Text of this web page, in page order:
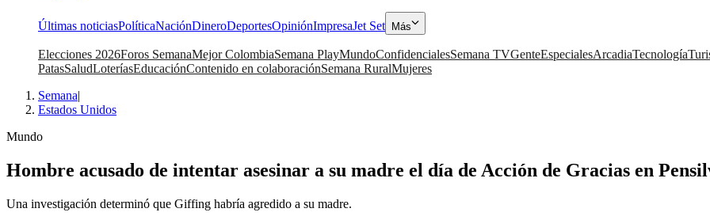
Últimas noticiasPolíticaNaciónDineroDeportesOpiniónImpresaJet Set Más
Elecciones 2026Foros SemanaMejor ColombiaSemana PlayMundoConfidencialesSemana TVGenteEspecialesArcadiaTecnología
PatasSaludLoteríasEducaciónContenido en colaboraciónSemana RuralMujeres
Semana|
Estados Unidos
Mundo
Hombre acusado de intentar asesinar a su madre el día de Acción de Gracias en
Una investigación determinó que Giffing habría agredido a su madre.